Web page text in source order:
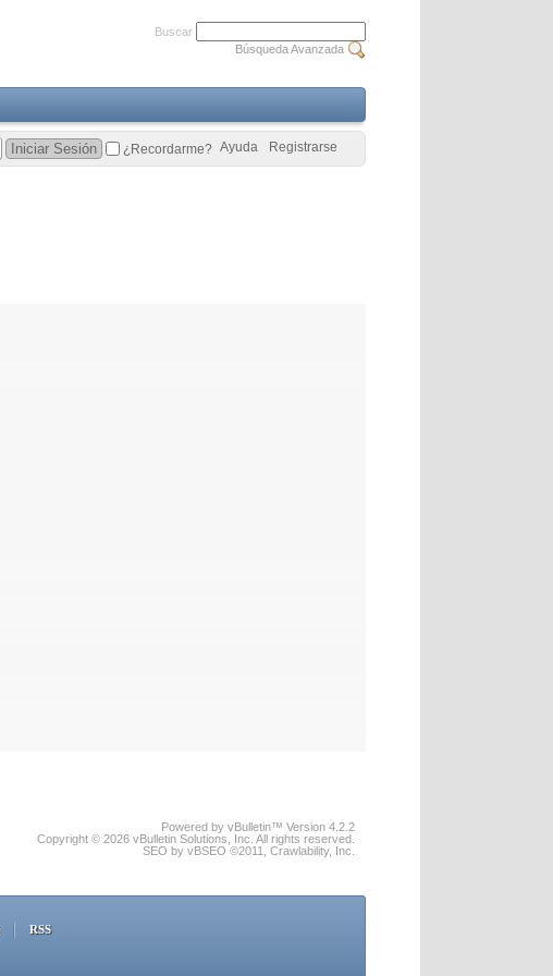
Powered by vBulletin™ Version 4.2.2
Copyright © 2026 vBulletin Solutions, Inc. All rights reserved.
SEO by vBSEO ©2011, Crawlability, Inc.
RSS
Buscar
Búsqueda Avanzada
Registrarse
Ayuda
¿Recordarme?